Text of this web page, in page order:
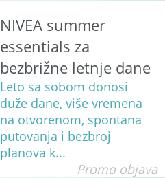
NIVEA summer
essentials za
bezbrižne letnje dane
Leto sa sobom donosi
duže dane, više vremena
na otvorenom, spontana
putovanja i bezbroj
planova k...
Promo objava